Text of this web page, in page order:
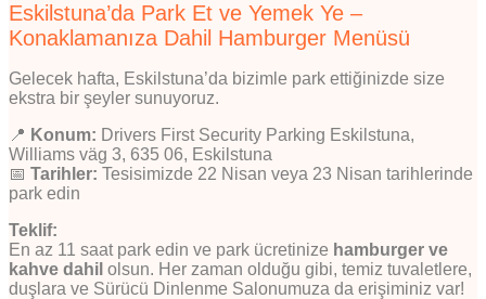
Eskilstuna’da Park Et ve Yemek Ye –
Konaklamanıza Dahil Hamburger Menüsü
Gelecek hafta, Eskilstuna’da bizimle park ettiğinizde size
ekstra bir şeyler sunuyoruz.
📍 Konum: Drivers First Security Parking Eskilstuna,
Williams väg 3, 635 06, Eskilstuna
📅 Tarihler: Tesisimizde 22 Nisan veya 23 Nisan tarihlerinde
park edin
Teklif:
En az 11 saat park edin ve park ücretinize hamburger ve
kahve dahil olsun. Her zaman olduğu gibi, temiz tuvaletlere,
duşlara ve Sürücü Dinlenme Salonumuza da erişiminiz var!